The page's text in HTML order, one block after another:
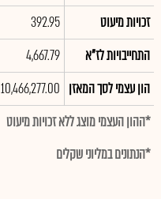
זכויות מיעוט
392.95
התחייבויות לז"א
4,667.79
הון עצמי לסך המאזן 10,466,277.00
*ההון העצמי מוצג ללא זכויות מיעוט
*הנתונים במליוני שקלים